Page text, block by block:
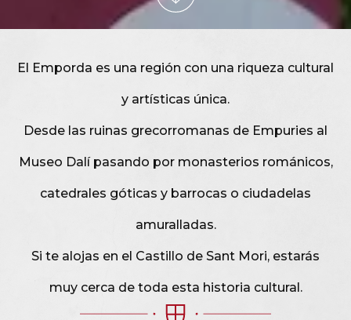
El Emporda es una región con una riqueza cultural
y artísticas única.
Desde las ruinas grecorromanas de Empuries al
Museo Dalí pasando por monasterios románicos,
catedrales góticas y barrocas o ciudadelas
amuralladas.
Si te alojas en el Castillo de Sant Mori, estarás
muy cerca de toda esta historia cultural.